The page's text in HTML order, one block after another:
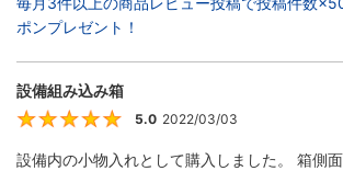
ポンプレゼント！
設備組み込み箱
5
5.0 2022/03/03
設備内の小物入れとして購入しました。 箱側